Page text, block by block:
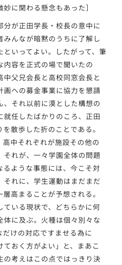
に関わる懸念もあった］
が正田学長・校長の意中に
みんなが暗黙のうちに了解し
いってよい。したがって、筆
容を正式の場で聞いたの
父兄会長と高校同窓会長と
画への募金事業に協力を懇請
、それ以前に漠とした構想の
任したばかりのころ、正田
散歩した折のことである。
高中それぞれが施設その他の
それが、一々学園全体の問題
るような事態には、今こそ対
れに、学生運動はまだまだ
高まることが予想される。
ている現状で、どちらかに何
に及ぶ。火種は個々別々な
けの対応ですませる為に
おく方がよい」と、まあこ
の考えはこの点ではっきり決